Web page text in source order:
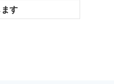
ます